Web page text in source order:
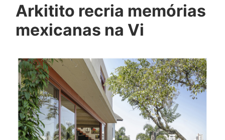
Arkitito recria memórias
mexicanas na Vi